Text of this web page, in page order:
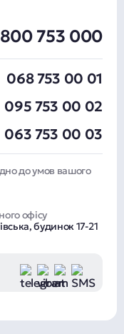
753 000
068 753 00 01
095 753 00 02
063 753 00 03
до умов вашого
офісу
будинок 17-21